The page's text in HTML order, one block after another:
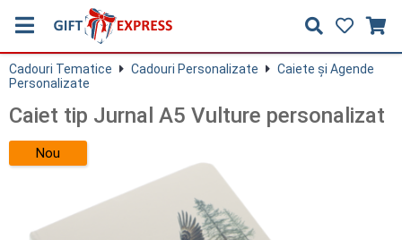
Cadouri Tematice Cadouri Personalizate
Caiete și Agende
Personalizate
Caiet tip Jurnal A5 Vulture personalizat
Nou